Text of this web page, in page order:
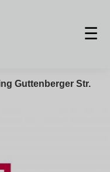
☰
Guttenberger Str.